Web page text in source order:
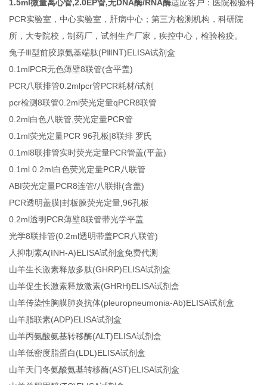
1.5ml微量离心管,2.0EP管,无DNA酶/RNA酶适应客户：医院检验科
PCR实验室，中心实验室，肝病中心；第三方检测机构，科研院
所，大专院校，制药厂，试剂生产厂家，疾控中心，检验检疫。
兔子Ⅲ型前胶原氨基端肽(PⅢNT)ELISA试剂盒
0.1mlPCR无色薄壁8联管(含平盖)
PCR八联排管0.2mlpcr管PCR耗材/试剂
pcr检测8联管0.2ml荧光定量qPCR8联管
0.2ml白色八联管,荧光定量PCR管
0.1ml荧光定量PCR 96孔板|8联排 罗氏
0.1ml8联排管实时荧光定量PCR管盖(平盖)
0.1ml 0.2ml白色荧光定量PCR八联管
ABI荧光定量PCR8连管/八联排(含盖)
PCR透明盖膜|封板膜荧光定量,96孔板
0.2ml透明PCR薄壁8联管带光学平盖
光学8联排管(0.2ml透明带盖PCR八联管)
人抑制素A(INH-A)ELISA试剂盒免费代测
山羊生长激素释放多肽(GHRP)ELISA试剂盒
山羊促生长激素释放激素(GHRH)ELISA试剂盒
山羊传染性胸膜肺炎抗体(pleuropneumonia-Ab)ELISA试剂盒
山羊脂联素(ADP)ELISA试剂盒
山羊丙氨酸氨基转移酶(ALT)ELISA试剂盒
山羊低密度脂蛋白(LDL)ELISA试剂盒
山羊天门冬氨酸氨基转移酶(AST)ELISA试剂盒